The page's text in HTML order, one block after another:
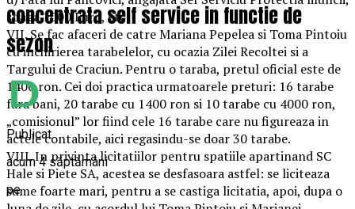
spaga 1000 Euro, etc
VII. Se fac afaceri de catre Mariana Pepelea si Toma Pintoiu
cu inchirierea tarabelelor, cu ocazia Zilei Recoltei si a
Targului de Craciun. Pentru o taraba, pretul oficial este de
1400 ron. Cei doi practica urmatoarele preturi: 16 tarabe
fara bani, 20 tarabe cu 1400 ron si 10 tarabe cu 4000 ron,
„comisionul” lor fiind cele 16 tarabe care nu figureaza in
actele contabile, aici regasindu-se doar 30 tarabe.
VIII. In privinta licitatiilor pentru spatiile apartinand SC
Hale si Piete SA, acestea se desfasoara astfel: se liciteaza
sume foarte mari, pentru a se castiga licitatia, apoi, dupa o
concentrata self service in functie de
sezon
Publicat
acum 4 săptămâni
pe